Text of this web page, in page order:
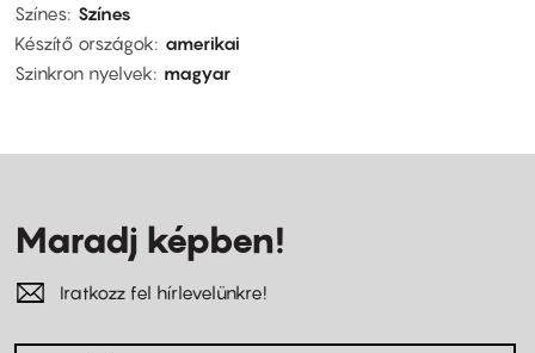
Színes Színes
Készítő országok
amerikai
Szinkron nyelvek
magyar
Maradj képben!
Iratkozz fel hírlevelünkre!